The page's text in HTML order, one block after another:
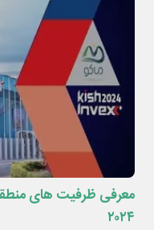
معرفی ظرفیت های
۲۰۲۴